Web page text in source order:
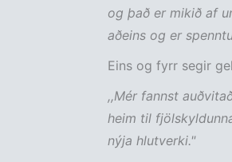
og það er mikið af
aðeins og er
Eins og fyrr segir
,,Mér fannst
heim til
nýja hlutverki."